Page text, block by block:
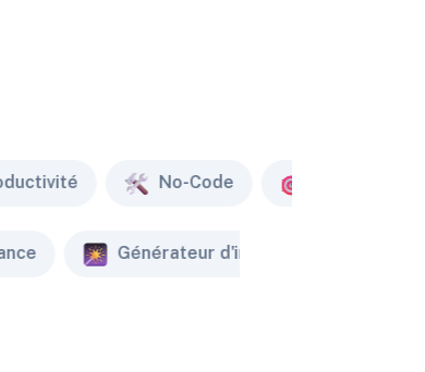
No-Code
Générateur d'image